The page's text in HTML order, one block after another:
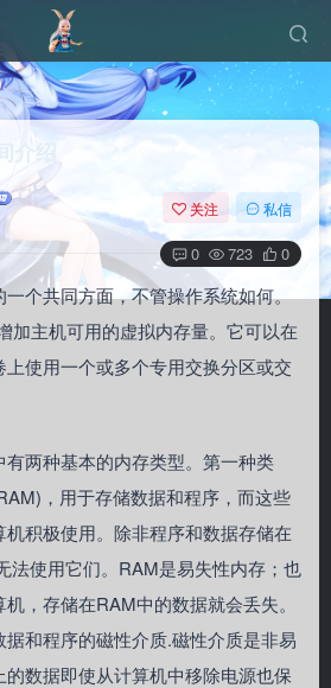
正文
绍
关注 私信
0 723 0
个共同方面，不管操作系统如何。
加主机可用的虚拟内存量。它可以在
使用一个或多个专用交换分区或交
两种基本的内存类型。第一种类
，用于存储数据和程序，而这些
积极使用。除非程序和数据存储在
法使用它们。RAM是易失性内存；也
，存储在RAM中的数据就会丢失。
和程序的磁性介质.磁性介质是非易
数据即使从计算机中移除电源也保